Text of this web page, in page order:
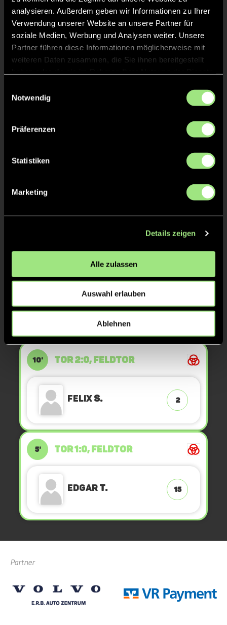
analysieren. Außerdem geben wir Informationen zu Ihrer
Verwendung unserer Website an unsere Partner für
soziale Medien, Werbung und Analysen weiter. Unsere
Partner führen diese Informationen möglicherweise mit
weiteren Daten zusammen, die Sie ihnen bereitgestellt
Notwendig
Präferenzen
Statistiken
Marketing
Details zeigen
Alle zulassen
Auswahl erlauben
Ablehnen
38' TOR 6:0, FELDTOR
Ferdinand P.
FelixO.
TOR 3:0, FELDTOR
MaximilianR. 14
10' TOR 2:0, FELDTOR
FelixS. 2
5' TOR 1:0, FELDTOR
EdgarT. 15
Partner